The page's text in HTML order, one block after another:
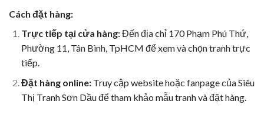
Cách đặt hàng:
Trực tiếp tại cửa hàng:Đến địa chỉ 170 Phạm Phú Thứ,
Phường 11, Tân Bình, TpHCM để xem và chọn tranh trực
tiếp.
Đặt hàng online:Truy cập website hoặc fanpage của Siêu
Thị Tranh Sơn Dầu để tham khảo mẫu tranh và đặt hàng.